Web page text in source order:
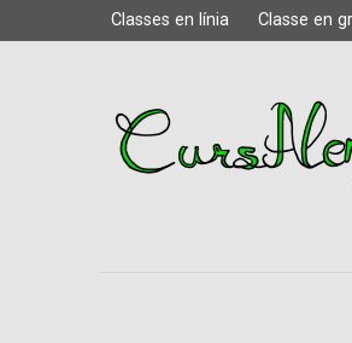
Classes en línia Classe en